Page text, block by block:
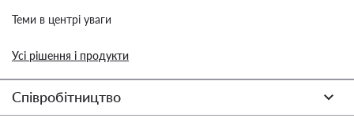
Теми в центрі уваги
Усі рішення і продукти
Співробітництво